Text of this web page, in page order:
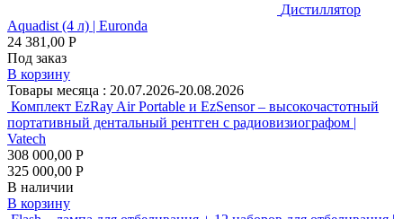
Дистиллятор
Aquadist (4 л) | Euronda
24 381,00 Р
Под заказ
В корзину
Товары месяца : 20.07.2026-20.08.2026
Комплект EzRay Air Portable и EzSensor – высокочастотный
портативный дентальный рентген с радиовизиографом |
Vatech
308 000,00 Р
325 000,00 Р
В наличии
В корзину